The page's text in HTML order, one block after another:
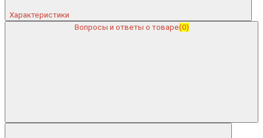
Характеристики
Вопросы и ответы о товаре(0)